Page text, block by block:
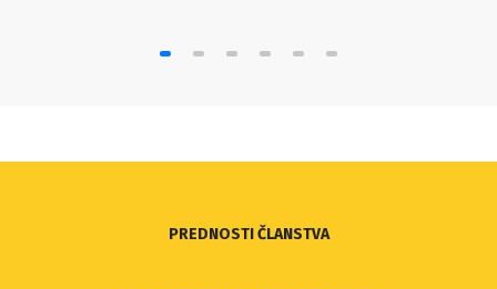
PREDNOSTI ČLANSTVA